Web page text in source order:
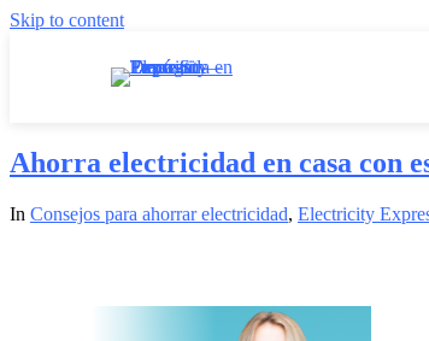
Skip to content
Ahorra electricidad en casa con
In Consejos para ahorrar electricidad, Electricity